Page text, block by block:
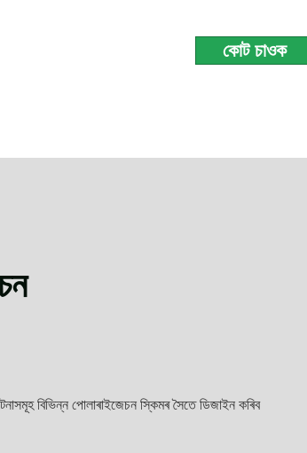
কোট চাওক
বিভিন্ন পোলাৰাইজেচন স্কিমৰ সৈতে ডিজাইন কৰিব